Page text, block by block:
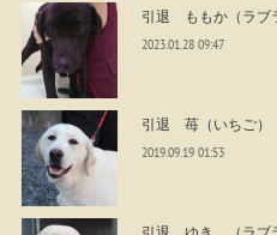
引退 ももか（ラブ
2023.01.28 09:47
引退 苺（いちご）
2019.09.19 01:53
引退 ゆき （ラブ